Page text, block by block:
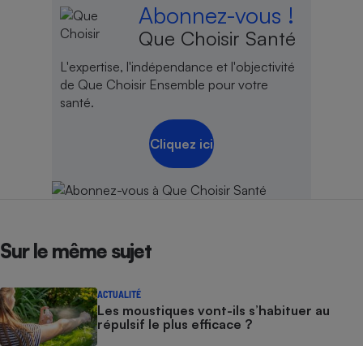
Abonnez-vous !
Que Choisir Santé
L'expertise, l'indépendance et l'objectivité
de Que Choisir Ensemble pour votre
santé.
Cliquez ici
Sur le même sujet
ACTUALITÉ
Les moustiques vont-ils s’habituer au
répulsif le plus efficace ?